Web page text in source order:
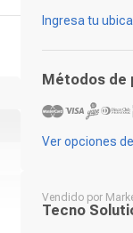
Ingresa tu
Métodos de
Ver opciones
Vendido por
Tecno